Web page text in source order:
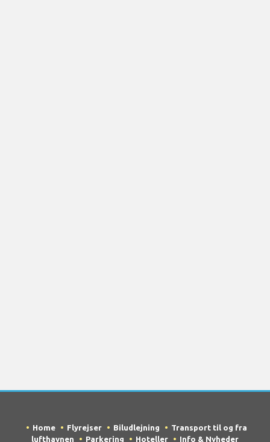
Home Flyrejser Biludlejning
Transport til og fra
lufthavnen
Parkering Hoteller Info & Nyheder